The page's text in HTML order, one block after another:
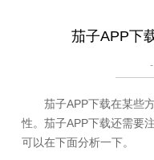
茄子APP下
茄子APP下载在某些方
性。茄子APP下载还需
可以在下面分析一下。